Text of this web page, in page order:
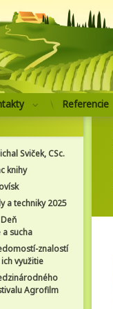
Referencie
Sviček, CSc.
knihy
a techniky 2025
sucha
znalostí
využitie
Agrofilm